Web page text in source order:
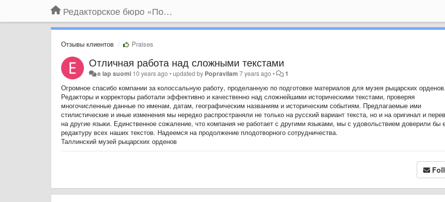
Редакторское бюро «По правилам»
Отзывы клиентов Praises
Отличная работа над сложными текстами
e lap suomi 10 years ago•updated by Popravilam 7 years ago• 1
Огромное спасибо компании за колоссальную работу, проделанную по подготовке материалов для музея рыцарских орденов.
Редакторы и корректоры работали эффективно и качественно над сложнейшими историческими текстами, проверяя
многочисленные данные по именам, датам, географическим названиям и историческим событиям. Предлагаемые ими
стилистические и иные изменения мы нередко распространяли не только на русский вариант текста, но и на оригинал и
на другие языки. Единственное сожаление, что компания не работает с другими языками, мы с удовольствием доверили бы
редактуру всех наших текстов. Надеемся на продолжение плодотворного сотрудничества.
Таллинский музей рыцарских орденов